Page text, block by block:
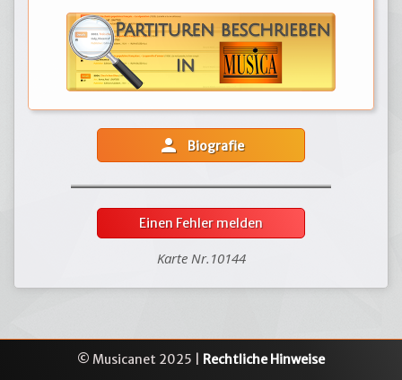
person Biografie
Einen Fehler melden
Karte Nr.10144
© Musicanet 2025 | Rechtliche Hinweise